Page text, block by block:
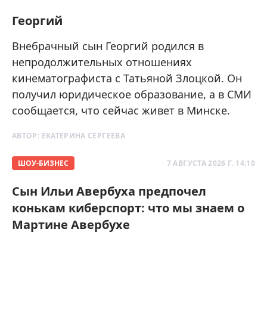
Георгий
Внебрачный сын Георгий родился в
непродолжительных отношениях
кинематографиста с Татьяной Злоцкой. Он
получил юридическое образование, а в СМИ
сообщается, что сейчас живет в Минске.
АВТОР: ЕКАТЕРИНА СЕРГЕЕВА
ШОУ-БИЗНЕС 7 АВГУСТА 2026 Г. 14:10
Сын Ильи Авербуха предпочел
конькам киберспорт: что мы знаем о
Мартине Авербухе